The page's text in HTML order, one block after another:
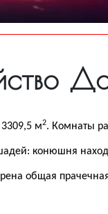
м2. Комнаты
конюшня
общая